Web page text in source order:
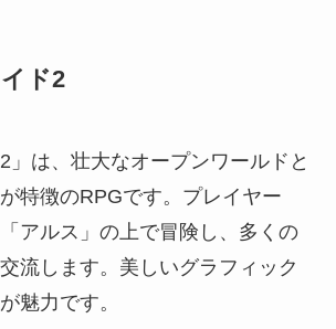
ド2
」は、壮大なオープンワールドと
特徴のRPGです。プレイヤー
アルス」の上で冒険し、多くの
流します。美しいグラフィック
魅力です。